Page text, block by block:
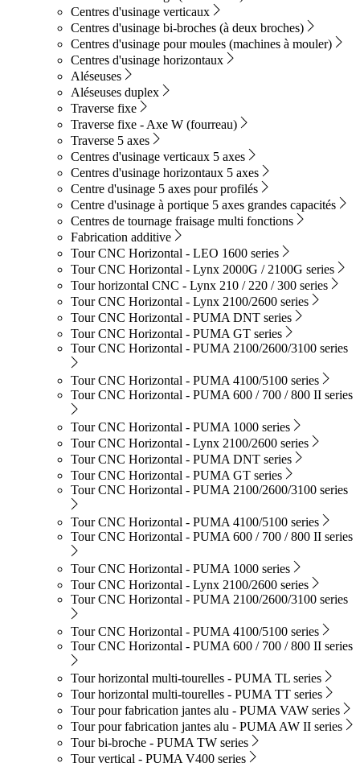
Centres d'usinage verticaux
Centres d'usinage bi-broches (à deux broches)
Centres d'usinage pour moules (machines à mouler)
Centres d'usinage horizontaux
Aléseuses
Aléseuses duplex
Traverse fixe
Traverse fixe - Axe W (fourreau)
Traverse 5 axes
Centres d'usinage verticaux 5 axes
Centres d'usinage horizontaux 5 axes
Centre d'usinage 5 axes pour profilés
Centre d'usinage à portique 5 axes grandes capacités
Centres de tournage fraisage multi fonctions
Fabrication additive
Tour CNC Horizontal - LEO 1600 series
Tour CNC Horizontal - Lynx 2000G / 2100G series
Tour horizontal CNC - Lynx 210 / 220 / 300 series
Tour CNC Horizontal - Lynx 2100/2600 series
Tour CNC Horizontal - PUMA DNT series
Tour CNC Horizontal - PUMA GT series
Tour CNC Horizontal - PUMA 2100/2600/3100 series
Tour CNC Horizontal - PUMA 4100/5100 series
Tour CNC Horizontal - PUMA 600 / 700 / 800 II series
Tour CNC Horizontal - PUMA 1000 series
Tour CNC Horizontal - Lynx 2100/2600 series
Tour CNC Horizontal - PUMA DNT series
Tour CNC Horizontal - PUMA GT series
Tour CNC Horizontal - PUMA 2100/2600/3100 series
Tour CNC Horizontal - PUMA 4100/5100 series
Tour CNC Horizontal - PUMA 600 / 700 / 800 II series
Tour CNC Horizontal - PUMA 1000 series
Tour CNC Horizontal - Lynx 2100/2600 series
Tour CNC Horizontal - PUMA 2100/2600/3100 series
Tour CNC Horizontal - PUMA 4100/5100 series
Tour CNC Horizontal - PUMA 600 / 700 / 800 II series
Tour horizontal multi-tourelles - PUMA TL series
Tour horizontal multi-tourelles - PUMA TT series
Tour pour fabrication jantes alu - PUMA VAW series
Tour pour fabrication jantes alu - PUMA AW II series
Tour bi-broche - PUMA TW series
Tour vertical - PUMA V400 series